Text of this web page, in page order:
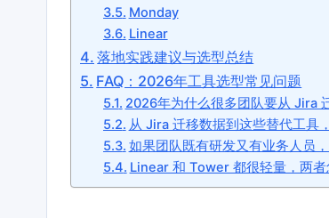
Monday
Linear
落地实践建议与选型总结
FAQ：2026年工具选型常见问题
2026年为什么很多团队要从 Jira
从 Jira 迁移数据到这些替代工具
如果团队既有研发又有业务人员
Linear 和 Tower 都很轻量，两者